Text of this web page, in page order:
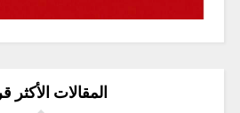
المقالات الأكثر